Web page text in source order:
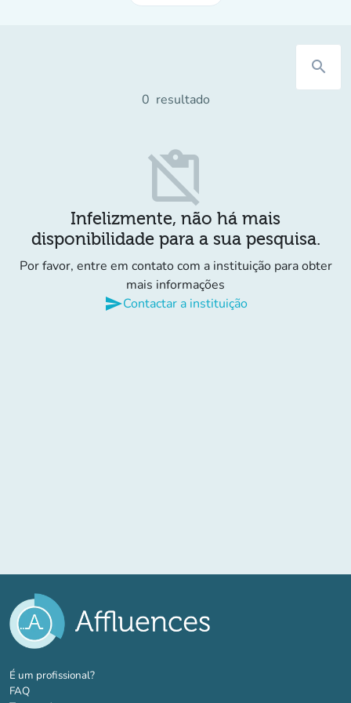
search
0 resultado
content_paste_off
Infelizmente, não há mais
disponibilidade para a sua pesquisa.
Por favor, entre em contato com a instituição para obter
mais informações
sendContactar a instituição
É um profissional?(novo separador)
FAQ